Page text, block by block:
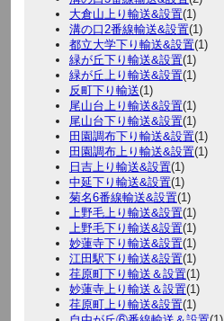
大倉山上り輸送&設置(1)
溝の口2番線輸送&設置(1)
都立大学下り輸送&設置(1)
緑が丘下り輸送&設置(1)
緑が丘上り輸送&設置(1)
反町下り輸送(1)
尾山台上り輸送&設置(1)
尾山台下り輸送&設置(1)
田園調布下り輸送&設置(1)
田園調布上り輸送&設置(1)
日吉上り輸送&設置(1)
中延下り輸送&設置(1)
菊名6番線輸送&設置(1)
上野毛上り輸送&設置(1)
上野毛下り輸送&設置(1)
妙蓮寺下り輸送&設置(1)
江田駅下り輸送&設置(1)
荏原町下り輸送＆設置(1)
妙蓮寺上り輸送＆設置(1)
荏原町上り輸送&設置(1)